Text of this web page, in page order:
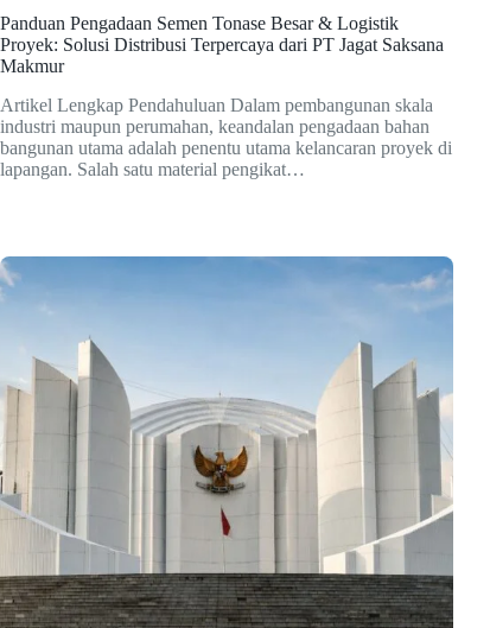
Panduan Pengadaan Semen Tonase Besar & Logistik
Proyek: Solusi Distribusi Terpercaya dari PT Jagat Saksana
Makmur
Artikel Lengkap Pendahuluan Dalam pembangunan skala
industri maupun perumahan, keandalan pengadaan bahan
bangunan utama adalah penentu utama kelancaran proyek di
lapangan. Salah satu material pengikat…